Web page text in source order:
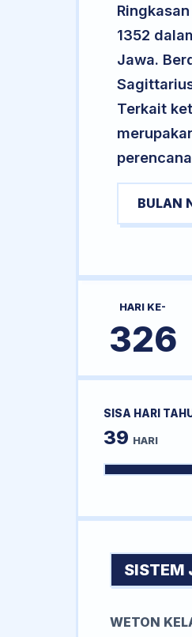
1352
Jawa.
Terkait
BULAN
HARI KE-
326
SISA HARI
39 HARI
SISTEM
WETON